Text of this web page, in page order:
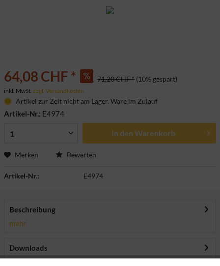
64,08 CHF * 71,20 CHF * (10% gespart)
inkl. MwSt. zzgl. Versandkosten
Artikel zur Zeit nicht am Lager. Ware im Zulauf
Artikel-Nr.: E4974
In den Warenkorb
Merken Bewerten
Artikel-Nr.: E4974
Beschreibung
mehr
Downloads